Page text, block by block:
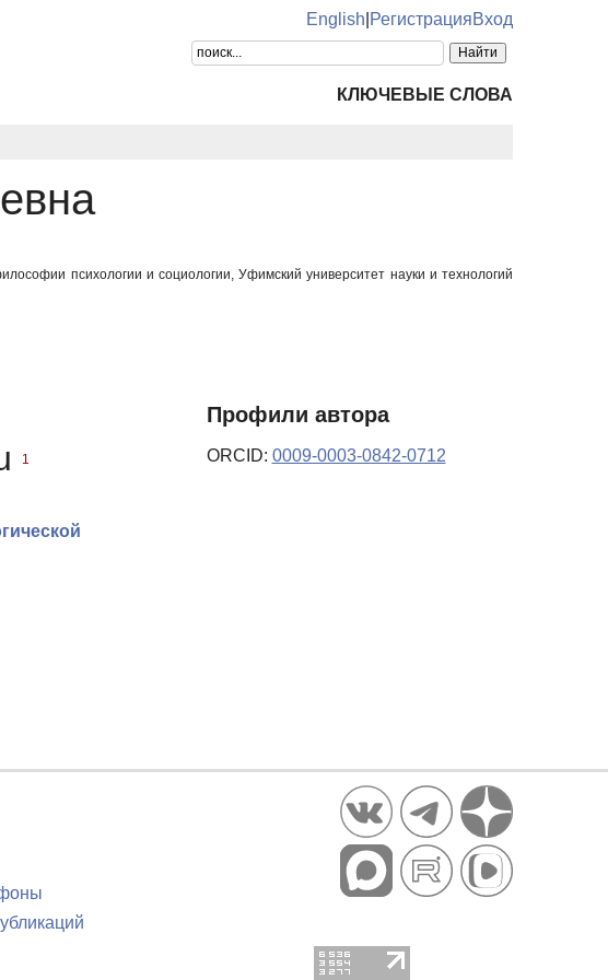
English РегистрацияВход
КЛЮЧЕВЫЕ СЛОВА
психологии и социологии, Уфимский университет науки и технологий
1
Профили автора
ORCID: 0009-0003-0842-0712